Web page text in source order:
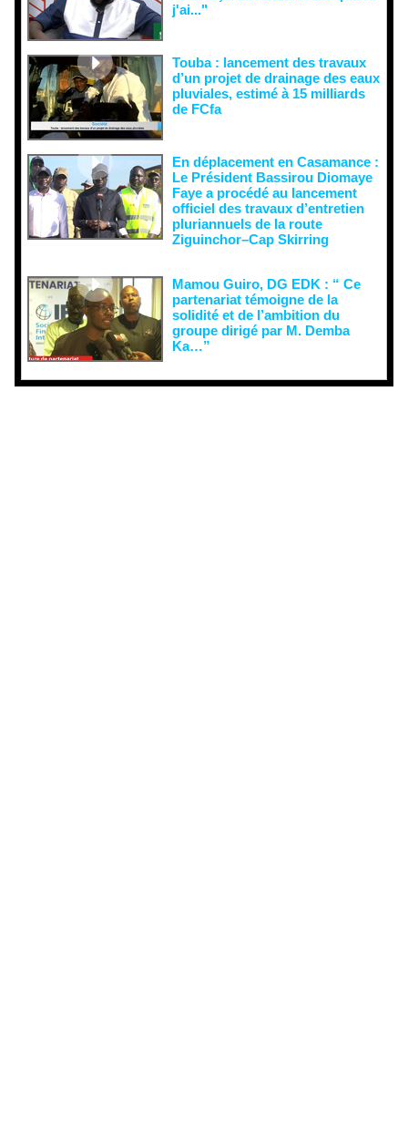
j'ai..."
Touba : lancement des travaux
d’un projet de drainage des eaux
pluviales, estimé à 15 milliards
de FCfa ‎
En déplacement en Casamance :
Le Président Bassirou Diomaye
Faye a procédé au lancement
officiel des travaux d’entretien
pluriannuels de la route
Ziguinchor–Cap Skirring
Mamou Guiro, DG EDK : “ Ce
partenariat témoigne de la
solidité et de l’ambition du
groupe dirigé par M. Demba
Ka…”